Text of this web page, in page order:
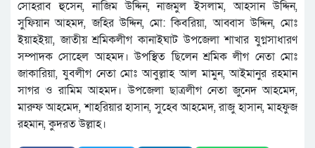
সোহরাব হুসেন, নাজিম উদ্দিন, নাজমুল ইসলাম, আহসান উদ্দিন,
সুফিয়ান আহমদ, জহির উদ্দিন, মো: কিবরিয়া, আব্বাস উদ্দিন, মোঃ
ইয়াহইয়া, জাতীয় শ্রমিকলীগ কানাইঘাট উপজেলা শাখার যুগ্নসাধারণ
সম্পাদক সোহেল আহমদ। উপস্থিত ছিলেন শ্রমিক লীগ নেতা মোঃ
জাকারিয়া, যুবলীগ নেতা মোঃ আবুল্লাহ আল মামুন, আইমানুর রহমান
সাগর ও রামিম আহমদ। উপজেলা ছাত্রলীগ নেতা জুনেদ আহমেদ,
মারুফ আহমেদ, শাহরিয়ার হাসান, সুহেব আহমেদ, রাজু হাসান, মাহফুজ
রহমান, কুদরত উল্লাহ।